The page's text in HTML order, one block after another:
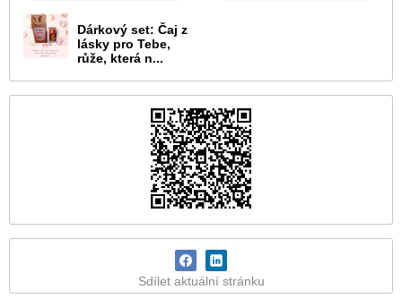
Dárkový set: Čaj z
lásky pro Tebe,
růže, která n...
Sdílet aktuální stránku